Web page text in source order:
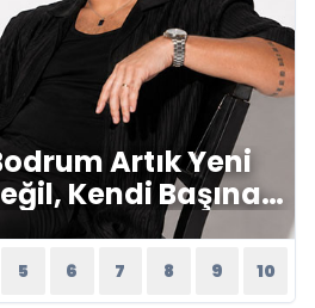
Artık Yeni
Kendi Başına
5 6 7 8 9 10